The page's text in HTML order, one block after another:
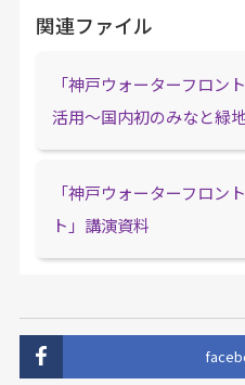
関連ファイル
「神戸ウォーターフロン
活用～国内初のみなと緑
「神戸ウォーターフロン
ト」講演資料